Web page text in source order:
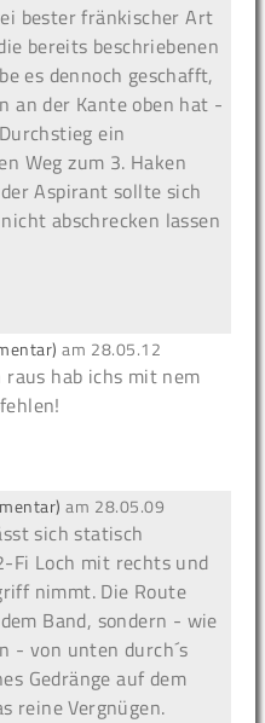
bester fränkischer Art
bereits beschriebenen
es dennoch geschafft,
an der Kante oben hat -
ein
Weg zum 3. Haken
Aspirant sollte sich
abschrecken lassen
am 28.05.12
hab ichs mit nem
am 28.05.09
sich statisch
Fi Loch mit rechts und
nimmt. Die Route
Band, sondern - wie
- von unten durch´s
Gedränge auf dem
reine Vergnügen.